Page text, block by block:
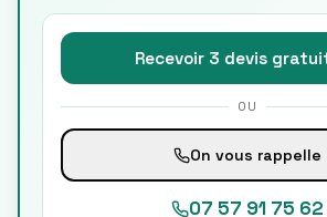
Recevoir 3 devis
OU
On vous rappelle
07 57 91 75 62